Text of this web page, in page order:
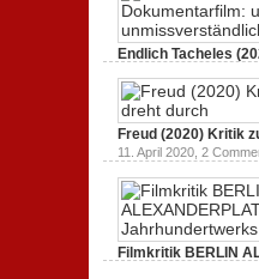
Endlich Tacheles
Dokumentarfilm:
19. Mai 2020,0
Freud (2020) Kritik
11. April 2020, 2
Filmkritik BERLIN